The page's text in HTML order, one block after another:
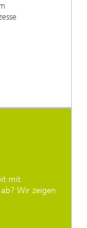
mit
Wir zeigen